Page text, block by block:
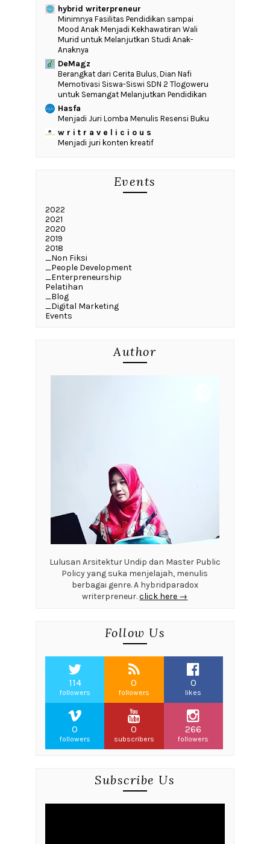
hybrid writerpreneur
‎Minimnya Fasilitas Pendidikan sampai
Mood Anak Menjadi Kekhawatiran Wali
Murid untuk Melanjutkan Studi Anak-
Anaknya
DeMagz
‎Berangkat dari Cerita Bulus, Dian Nafi
Memotivasi Siswa-Siswi SDN 2 Tlogoweru
untuk Semangat Melanjutkan Pendidikan
Hasfa
Menjadi Juri Lomba Menulis Resensi Buku
w r i t r a v e l i c i o u s
Menjadi juri konten kreatif
Events
2022
2021
2020
2019
2018
_Non Fiksi
_People Development
_Enterpreneurship
Pelatihan
_Blog
_Digital Marketing
Events
Author
Lulusan Arsitektur Undip dan Master Public
Policy yang suka menjelajah, menulis
berbagai genre. A hybridparadox
writerpreneur.click here →
Follow Us
114
followers
0
followers
0
likes
0
followers
0
subscribers
266
followers
Subscribe Us